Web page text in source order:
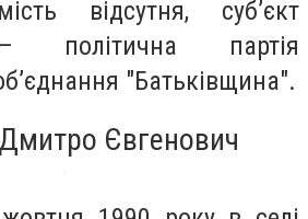
відсутня, суб’єкт
політична партія
"Батьківщина".
Євгенович